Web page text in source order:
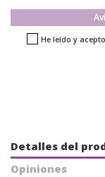
He leído y
Detalles del
Opiniones